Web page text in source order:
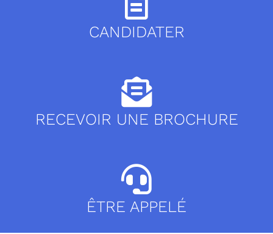
CANDIDATER
RECEVOIR UNE BROCHURE
ÊTRE APPELÉ